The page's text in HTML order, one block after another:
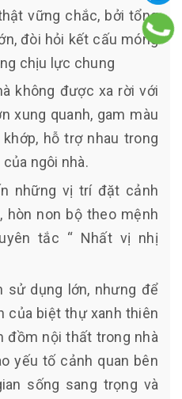
vững chắc, bởi tổng
đòi hỏi kết cấu móng
chịu lực chung
không được xa rời với
xung quanh, gam màu
hỗ trợ nhau trong
ngôi nhà.
những vị trí đặt cảnh
hòn non bộ theo mệnh
tắc “ Nhất vị nhị
sử dụng lớn, nhưng để
của biệt thự xanh thiên
đồm nội thất trong nhà
yếu tố cảnh quan bên
sống sang trọng và